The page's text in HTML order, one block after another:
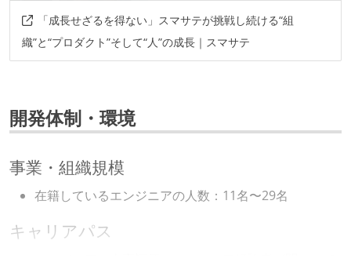
「成長せざるを得ない」スマサテが挑戦し続ける“組
織”と“プロダクト”そして“人”の成長｜スマサテ
開発体制・環境
事業・組織規模
在籍しているエンジニアの人数：11名〜29名
キャリアパス